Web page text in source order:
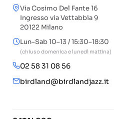
Via Cosimo Del Fante 16
Ingresso via Vettabbia 9
20122 Milano
Lun–Sab 10–13 / 15:30–18:30
(chiuso domenica e lunedì mattina)
02 58 31 08 56
birdland@birdlandjazz.it